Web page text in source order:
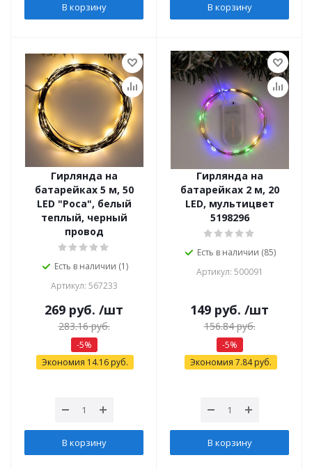
В корзину В корзину
Гирлянда на
батарейках 5 м, 50
LED "Роса", белый
теплый, черный
провод
Есть в наличии (1)
Артикул: 567233
269 руб. /шт
283.16руб.
-5%
Экономия 14.16 руб.
В корзину
Гирлянда на
батарейках 2 м, 20
LED, мультицвет
5198296
Есть в наличии (85)
Артикул: 500091
149 руб. /шт
156.84руб.
-5%
Экономия 7.84руб.
В корзину